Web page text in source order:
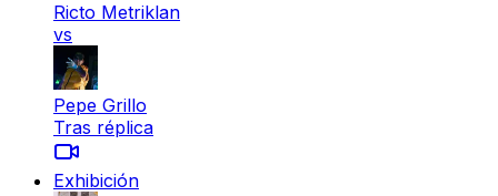
Ricto Metriklan
vs
Pepe Grillo
Tras réplica
Exhibición